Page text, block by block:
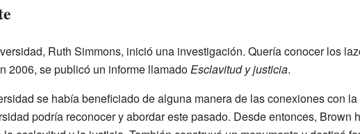
Ruth Simmons, inició una investigación. Quería conocer los
2006, se publicó un informe llamadoEsclavitud y justicia.
se había beneficiado de alguna manera de las conexiones con
podría reconocer y abordar este pasado. Desde entonces, Brown